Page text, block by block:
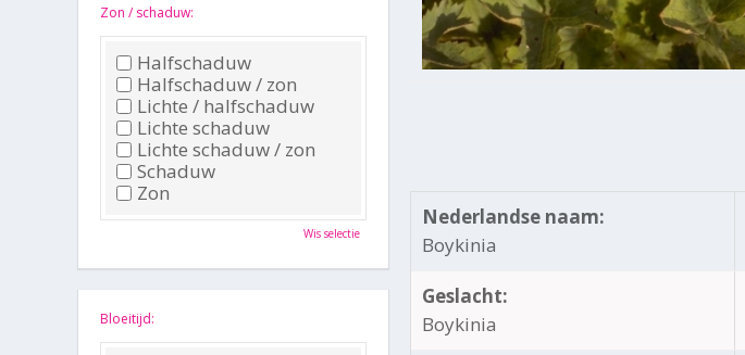
Nederlandse naam:
Boykinia
Geslacht:
Boykinia
Zon / schaduw:
Halfschaduw
Halfschaduw / zon
Lichte / halfschaduw
Lichte schaduw
Lichte schaduw / zon
Schaduw
Zon
Wis selectie
Bloeitijd: